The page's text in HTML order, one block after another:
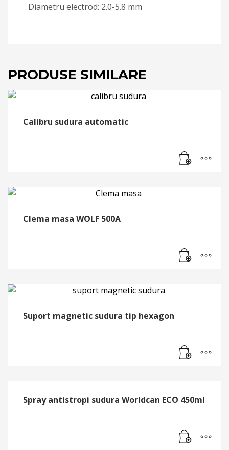
Diametru electrod: 2.0-5.8 mm
PRODUSE SIMILARE
Calibru sudura automatic
Clema masa WOLF 500A
Suport magnetic sudura tip hexagon
Spray antistropi sudura Worldcan ECO 450ml